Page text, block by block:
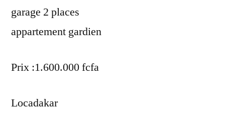
garage 2 places
appartement gardien
Prix :1.600.000 fcfa
Locadakar